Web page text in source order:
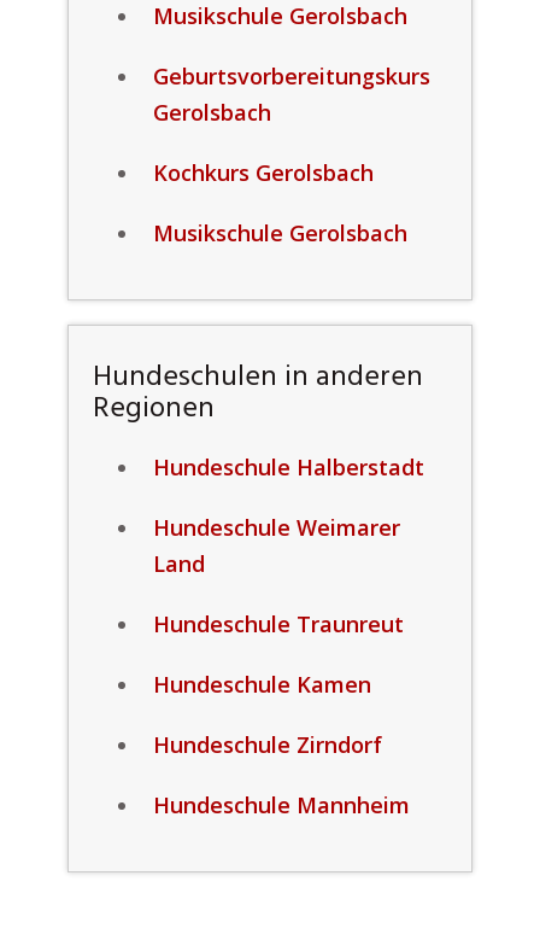
Musikschule Gerolsbach
Geburtsvorbereitungskurs
Gerolsbach
Kochkurs Gerolsbach
Musikschule Gerolsbach
Hundeschulen in anderen
Regionen
Hundeschule Halberstadt
Hundeschule Weimarer
Land
Hundeschule Traunreut
Hundeschule Kamen
Hundeschule Zirndorf
Hundeschule Mannheim